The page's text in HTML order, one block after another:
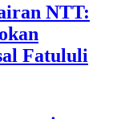
NTT:
Fatululi